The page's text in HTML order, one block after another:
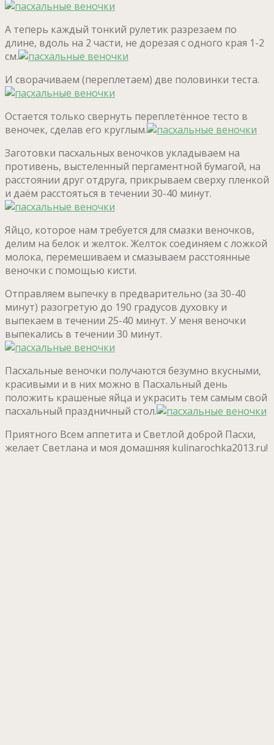
А теперь каждый тонкий рулетик разрезаем по
длине, вдоль на 2 части, не дорезая с одного края 1-2
см.
И сворачиваем (переплетаем) две половинки теста.
Остается только свернуть переплетённое тесто в
веночек, сделав его круглым.
Заготовки пасхальных веночков укладываем на
противень, выстеленный пергаментной бумагой, на
расстоянии друг отдруга, прикрываем сверху пленкой
и даём расстояться в течении 30-40 минут.
Яйцо, которое нам требуется для смазки веночков,
делим на белок и желток. Желток соединяем с ложкой
молока, перемешиваем и смазываем расстоянные
веночки с помощью кисти.
Отправляем выпечку в предварительно (за 30-40
минут) разогретую до 190 градусов духовку и
выпекаем в течении 25-40 минут. У меня веночки
выпекались в течении 30 минут.
Пасхальные веночки получаются безумно вкусными,
красивыми и в них можно в Пасхальный день
положить крашеные яйца и украсить тем самым свой
пасхальный праздничный стол.
Приятного Всем аппетита и Светлой доброй Пасхи,
желает Светлана и моя домашняя kulinarochka2013.ru!